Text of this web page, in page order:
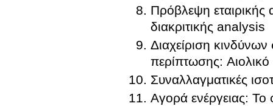
Πρόβλεψη εταιρικής
διακριτικής analysis
Διαχείριση
περίπτωσης:
Συναλλαγματικές
Αγορά ενέργειας: Το